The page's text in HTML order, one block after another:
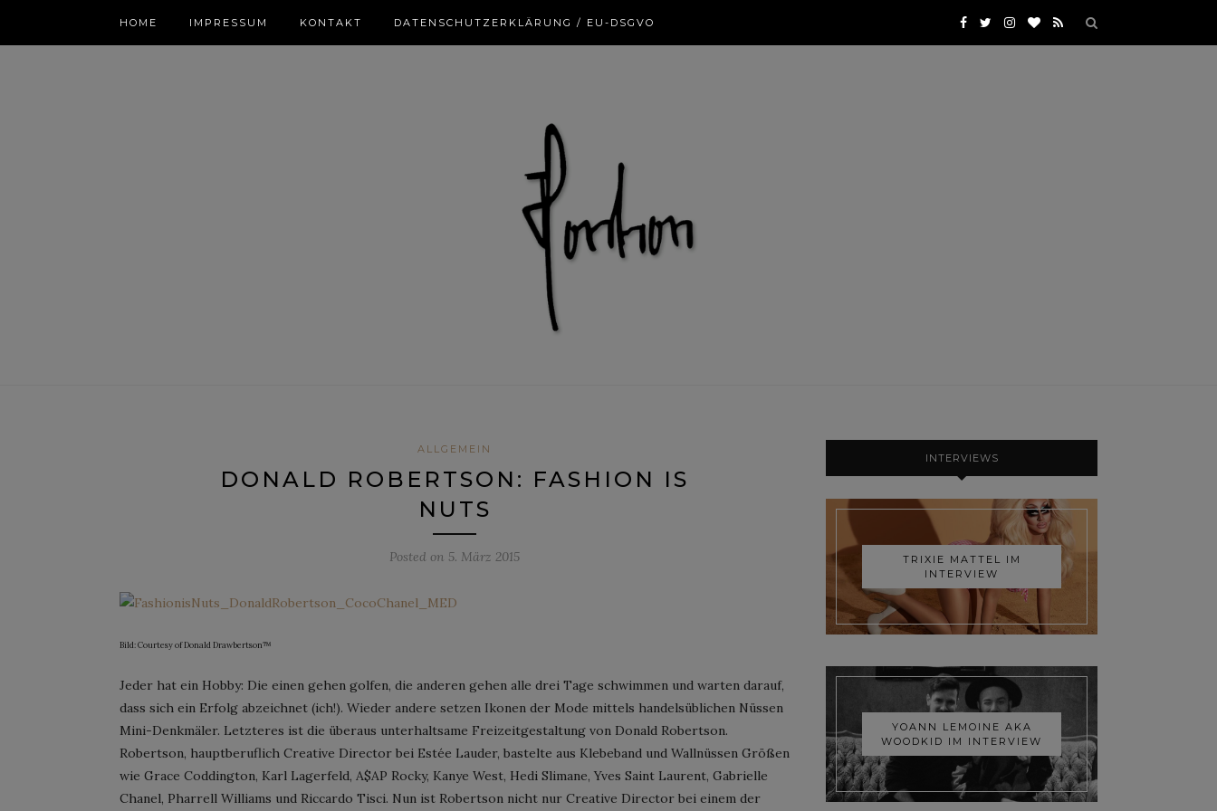
HOME IMPRESSUM KONTAKT DATENSCHUTZERKLÄRUNG / EU-DSGVO
ALLGEMEIN
DONALD ROBERTSON: FASHION IS
NUTS
Posted on 5. März 2015
Bild: Courtesy of Donald Drawbertson™
Jeder hat ein Hobby: Die einen gehen golfen, die anderen gehen alle drei Tage schwimmen und warten darauf,
dass sich ein Erfolg abzeichnet (ich!). Wieder andere setzen Ikonen der Mode mittels handelsüblichen Nüssen
Mini-Denkmäler. Letzteres ist die überaus unterhaltsame Freizeitgestaltung von Donald Robertson.
Robertson, hauptberuflich Creative Director bei Estée Lauder, bastelte aus Klebeband und Wallnüssen Größen
wie Grace Coddington, Karl Lagerfeld, A$AP Rocky, Kanye West, Hedi Slimane, Yves Saint Laurent, Gabrielle
Chanel, Pharrell Williams und Riccardo Tisci. Nun ist Robertson nicht nur Creative Director bei einem der
INTERVIEWS
TRIXIE MATTEL IM
INTERVIEW
YOANN LEMOINE AKA
WOODKID IM INTERVIEW